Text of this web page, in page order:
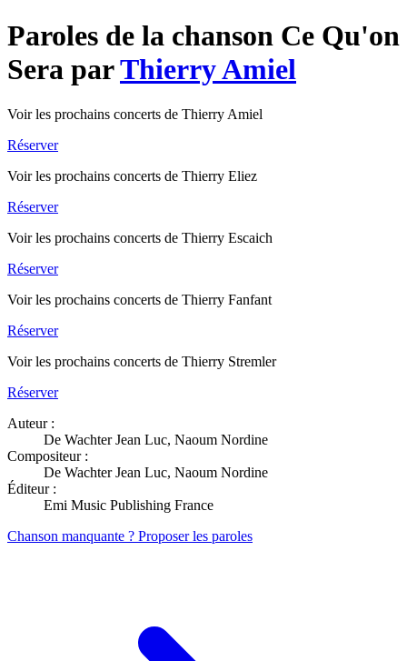
Paroles de la chanson Ce Qu'on
Sera parThierry Amiel
Voir les prochains concerts de Thierry Amiel
Réserver
Voir les prochains concerts de Thierry Eliez
Réserver
Voir les prochains concerts de Thierry Escaich
Réserver
Voir les prochains concerts de Thierry Fanfant
Réserver
Voir les prochains concerts de Thierry Stremler
Réserver
Auteur :
De Wachter Jean Luc, Naoum Nordine
Compositeur :
De Wachter Jean Luc, Naoum Nordine
Éditeur :
Emi Music Publishing France
Chanson manquante ? Proposer les paroles